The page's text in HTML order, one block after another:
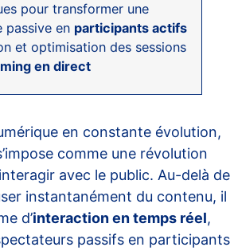
pour transformer une
passive en participants actifs
et optimisation des sessions
en direct
en constante évolution,
comme une révolution
avec le public. Au-delà de
instantanément du contenu, il
d’interaction en temps réel,
passifs en participants